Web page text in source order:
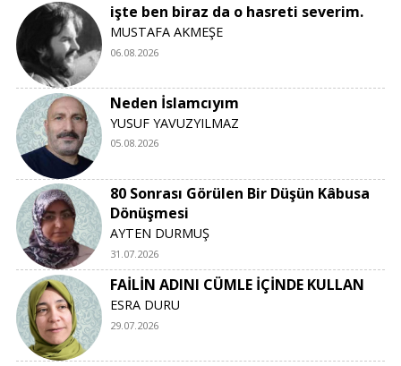
işte ben biraz da o hasreti severim.
MUSTAFA AKMEŞE
06.08.2026
Neden İslamcıyım
YUSUF YAVUZYILMAZ
05.08.2026
80 Sonrası Görülen Bir Düşün Kâbusa
Dönüşmesi
AYTEN DURMUŞ
31.07.2026
FAİLİN ADINI CÜMLE İÇİNDE KULLAN
ESRA DURU
29.07.2026